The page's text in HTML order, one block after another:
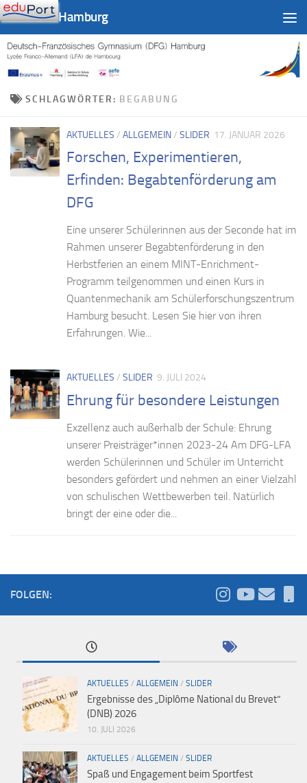
Zum Inhalt springen
DFG-LFA Hamburg
SCHLAGWÖRTER: BEGABUNG
AKTUELLES / ALLGEMEIN/ SLIDER 17. JANUAR 2026
Forschen, Experimentieren,
Erfinden: Begabtenförderung am
DFG
Eine unserer Schülerinnen aus der Seconde hat im
Rahmen unserer Begabtenförderung in den
Herbstferien an einem MINT-Enrichment-
Programm teilgenommen und einen Kurs in
Quantenmechanik am Schülerforschungszentrum
Hamburg besucht. Lesen Sie hier von ihren
Erfahrungen. Wie...
AKTUELLES / SLIDER 9. JULI 2024
Ehrung für besondere Leistungen
Exzellenz auch außerhalb der Schule: Ehrung
unserer Preisträger*innen 2023-24 Am DFG-LFA
werden Schülerinnen und Schüler im Unterricht
besonders gefördert und nehmen an einer Vielzahl
von schulischen Wettbewerben teil. Natürlich
bringt der eine oder die...
FOLGEN:
AKTUELLES / ALLGEMEIN / SLIDER
Ergebnisse des „Diplôme National du Brevet“
(DNB) 2026
10. JULI 2026
AKTUELLES / ALLGEMEIN / SLIDER
Spaß und Engagement beim Sportfest